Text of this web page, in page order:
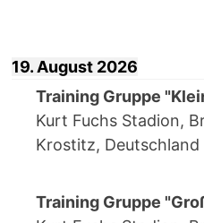
19. August 2026
Training Gruppe
Kurt Fuchs Stadion,
Krostitz, Deutschland
Training Gruppe